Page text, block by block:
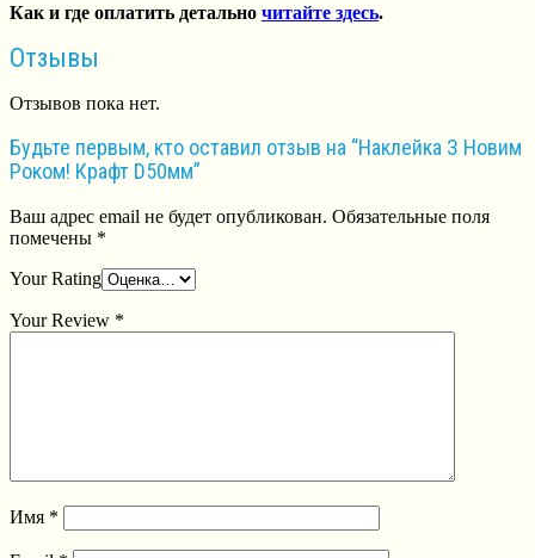
Как и где оплатить детально читайте здесь.
Отзывы
Отзывов пока нет.
Будьте первым, кто оставил отзыв на “Наклейка З Новим
Роком! Крафт D50мм”
Ваш адрес email не будет опубликован. Обязательные поля
помечены *
Your Rating
Your Review *
Имя *